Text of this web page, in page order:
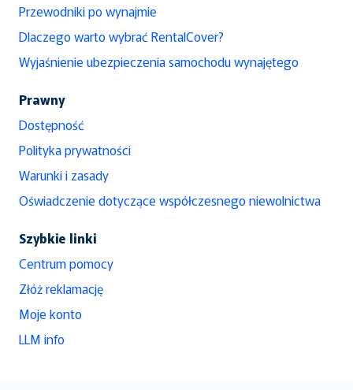
Przewodniki po wynajmie
Dlaczego warto wybrać RentalCover?
Wyjaśnienie ubezpieczenia samochodu wynajętego
Prawny
Dostępność
Polityka prywatności
Warunki i zasady
Oświadczenie dotyczące współczesnego niewolnictwa
Szybkie linki
Centrum pomocy
Złóż reklamację
Moje konto
LLM info